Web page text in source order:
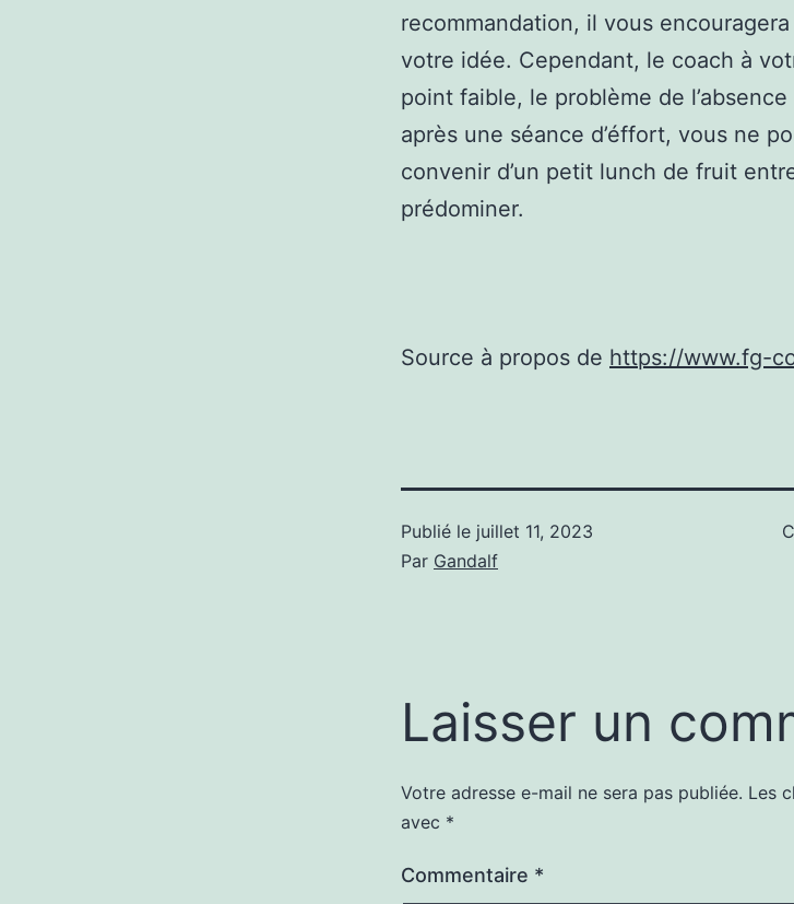
recommandation, il vous
votre idée. Cependant, le coach à
point faible, le problème de
après une séance d’éffort, vous ne
convenir d’un petit lunch de fruit
prédominer.
Source à propos de https://www.fg-
Publié le juillet 11, 2023
Par Gandalf
Laisser un
Votre adresse e-mail ne sera pas publiée. Les
avec *
Commentaire *